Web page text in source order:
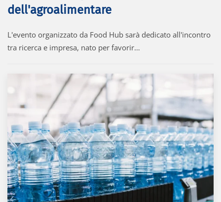
dell'agroalimentare
L'evento organizzato da Food Hub sarà dedicato all'incontro
tra ricerca e impresa, nato per favorir…